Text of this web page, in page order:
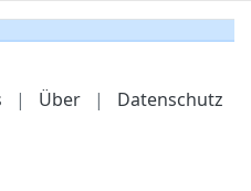
| Über | Datenschutz